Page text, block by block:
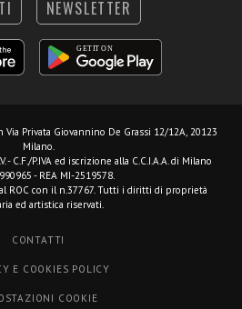
NEWSLETTER
Via Privata Giovannino De Grassi 12/12A, 20123
Milano.
- C.F./P.IVA ed iscrizione alla C.C.I.A.A. di Milano
- REA MI-2519578.
ROC con il n.37767. Tutti i diritti di proprietà
ed artistica riservati.
CONTATTI
E COOKIES POLICY
COOKIE